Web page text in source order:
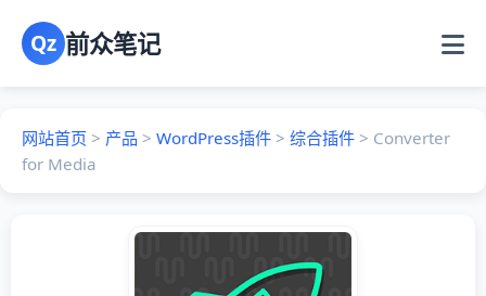
Qz 前众笔记
网站首页 > 产品 > WordPress插件 > 综合插件 > Converter
for Media